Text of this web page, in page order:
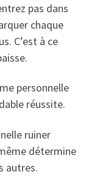
pas dans
chaque
C’est à ce
personnelle
réussite.
ruiner
détermine
autres.